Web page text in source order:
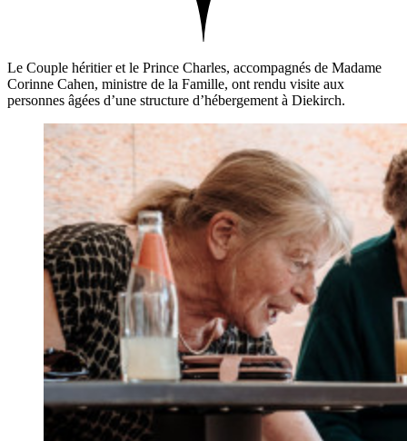
Le Couple héritier et le Prince Charles, accompagnés de Madame
Corinne Cahen, ministre de la Famille, ont rendu visite aux
personnes âgées d’une structure d’hébergement à Diekirch.